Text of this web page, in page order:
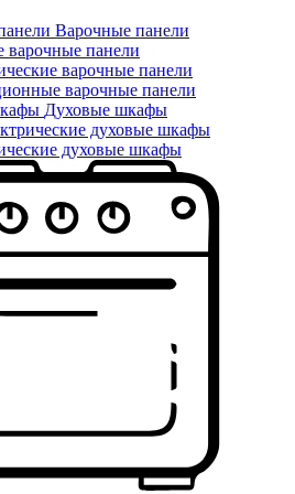
Варочные панели
варочные панели
варочные панели
варочные панели
Духовые шкафы
духовые шкафы
духовые шкафы